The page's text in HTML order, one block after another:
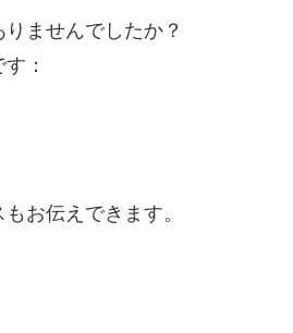
ませんでしたか？
：
お伝えできます。